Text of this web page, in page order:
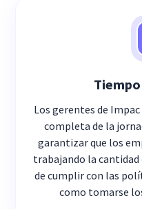
Los gerentes de
completa de la
garantizar que los
trabajando la cantidad
de cumplir con las
como tomarse